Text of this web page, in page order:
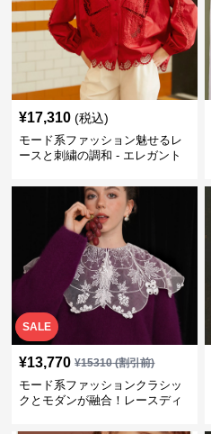
¥17,310 (税込)
モード系ファッション魅せるレ
ースと刺繍の調和 - エレガント
SALE
¥13,770 ¥15310(割引前)
モード系ファッションクラシッ
クとモダンが融合！レースディ